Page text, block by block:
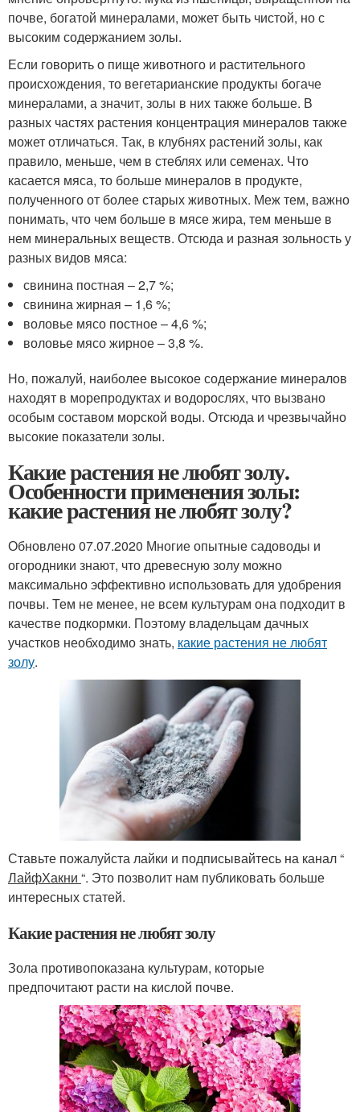
почве, богатой минералами, может быть чистой, но с
высоким содержанием золы.
Если говорить о пище животного и растительного
происхождения, то вегетарианские продукты богаче
минералами, а значит, золы в них также больше. В
разных частях растения концентрация минералов также
может отличаться. Так, в клубнях растений золы, как
правило, меньше, чем в стеблях или семенах. Что
касается мяса, то больше минералов в продукте,
полученного от более старых животных. Меж тем, важно
понимать, что чем больше в мясе жира, тем меньше в
нем минеральных веществ. Отсюда и разная зольность у
разных видов мяса:
свинина постная – 2,7 %;
свинина жирная – 1,6 %;
воловье мясо постное – 4,6 %;
воловье мясо жирное – 3,8 %.
Но, пожалуй, наиболее высокое содержание минералов
находят в морепродуктах и водорослях, что вызвано
особым составом морской воды. Отсюда и чрезвычайно
высокие показатели золы.
Какие растения не любят золу.
Особенности применения золы:
какие растения не любят золу?
Обновлено 07.07.2020 Многие опытные садоводы и
огородники знают, что древесную золу можно
максимально эффективно использовать для удобрения
почвы. Тем не менее, не всем культурам она подходит в
качестве подкормки. Поэтому владельцам дачных
участков необходимо знать, какие растения не любят
золу.
Ставьте пожалуйста лайки и подписывайтесь на канал “
ЛайфХакни “. Это позволит нам публиковать больше
интересных статей.
Какие растения не любят золу
Зола противопоказана культурам, которые
предпочитают расти на кислой почве.